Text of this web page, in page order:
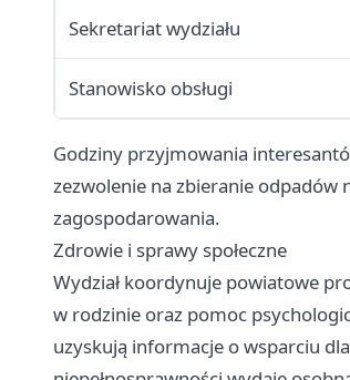
Sekretariat wydziału
Stanowisko obsługi
Godziny przyjmowania
zezwolenie na zbieranie odpadów
zagospodarowania.
Zdrowie i sprawy społeczne
Wydział koordynuje powiatowe
w rodzinie oraz pomoc
uzyskują informacje o wsparciu